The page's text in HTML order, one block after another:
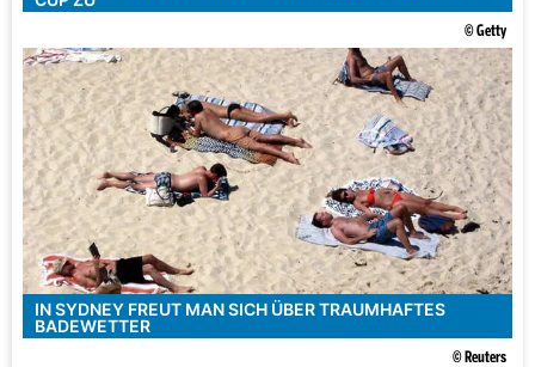
© Getty
IN SYDNEY FREUT MAN SICH ÜBER TRAUMHAFTES
BADEWETTER
© Reuters